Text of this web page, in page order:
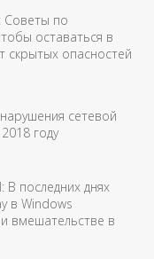
Советы по
оставаться в
скрытых опасностей
сетевой
году
В последних днях
в Windows
вмешательстве в